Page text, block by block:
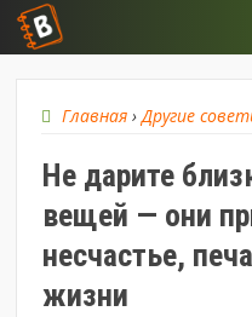
Главная ›Другие
Не дарите
вещей — они
несчастье,
жизни